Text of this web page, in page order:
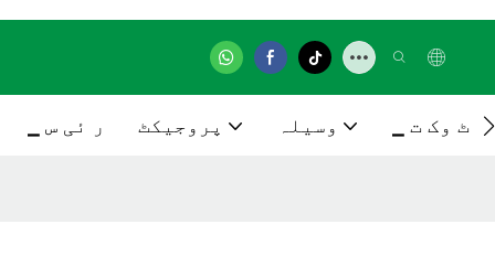
▁ ر ئی س پروجیکٹ وسیلہ ▁ ٹ وک ت